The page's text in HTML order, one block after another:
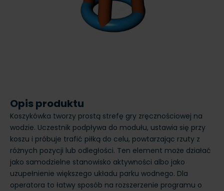
Opis produktu
Koszykówka tworzy prostą strefę gry zręcznościowej na
wodzie. Uczestnik podpływa do modułu, ustawia się przy
koszu i próbuje trafić piłką do celu, powtarzając rzuty z
różnych pozycji lub odległości. Ten element może działać
jako samodzielne stanowisko aktywności albo jako
uzupełnienie większego układu parku wodnego. Dla
operatora to łatwy sposób na rozszerzenie programu o